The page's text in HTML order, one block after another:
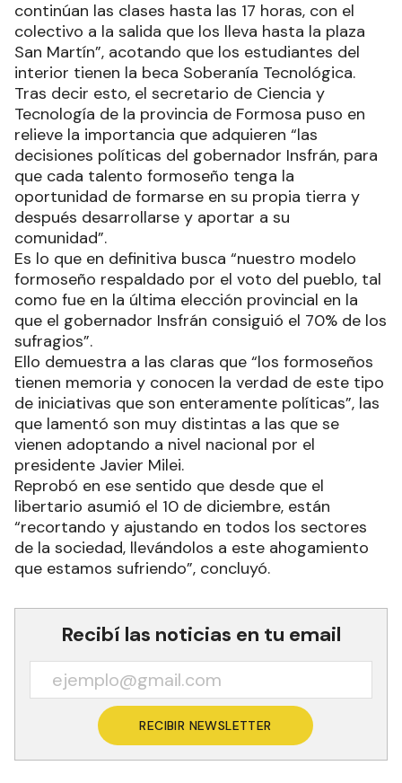
continúan las clases hasta las 17 horas, con el
colectivo a la salida que los lleva hasta la plaza
San Martín”, acotando que los estudiantes del
interior tienen la beca Soberanía Tecnológica.
Tras decir esto, el secretario de Ciencia y
Tecnología de la provincia de Formosa puso en
relieve la importancia que adquieren “las
decisiones políticas del gobernador Insfrán, para
que cada talento formoseño tenga la
oportunidad de formarse en su propia tierra y
después desarrollarse y aportar a su
comunidad”.
Es lo que en definitiva busca “nuestro modelo
formoseño respaldado por el voto del pueblo, tal
como fue en la última elección provincial en la
que el gobernador Insfrán consiguió el 70% de los
sufragios”.
Ello demuestra a las claras que “los formoseños
tienen memoria y conocen la verdad de este tipo
de iniciativas que son enteramente políticas”, las
que lamentó son muy distintas a las que se
vienen adoptando a nivel nacional por el
presidente Javier Milei.
Reprobó en ese sentido que desde que el
libertario asumió el 10 de diciembre, están
“recortando y ajustando en todos los sectores
de la sociedad, llevándolos a este ahogamiento
que estamos sufriendo”, concluyó.
Recibí las noticias en tu email
RECIBIR NEWSLETTER